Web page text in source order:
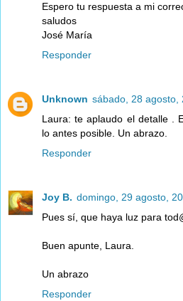
Espero tu respuesta a mi
saludos
José María
Responder
Unknown sábado, 28 agosto,
Laura: te aplaudo el detalle .
lo antes posible. Un abrazo.
Responder
Joy B. domingo, 29 agosto,
Pues sí, que haya luz para
Buen apunte, Laura.
Un abrazo
Responder